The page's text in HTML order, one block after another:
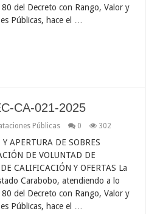
del Decreto con Rango, Valor y
Públicas, hace el …
CA-021-2025
Públicas 0 302
APERTURA DE SOBRES
DE VOLUNTAD DE
CALIFICACIÓN Y OFERTAS La
Carabobo, atendiendo a lo
del Decreto con Rango, Valor y
Públicas, hace el …